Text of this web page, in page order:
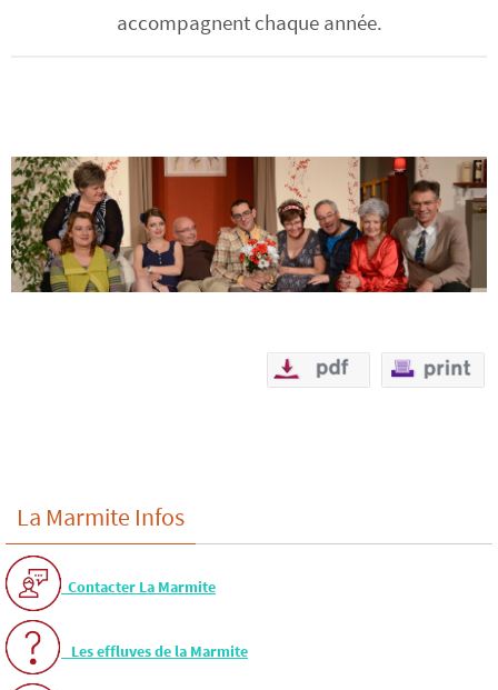
accompagnent chaque année.
La Marmite Infos
Contacter La Marmite
Les effluves de la Marmite